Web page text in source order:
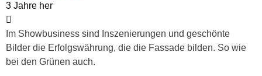
3 Jahre her
Im Showbusiness sind Inszenierungen und geschönte
Bilder die Erfolgswährung, die die Fassade bilden. So wie
bei den Grünen auch.